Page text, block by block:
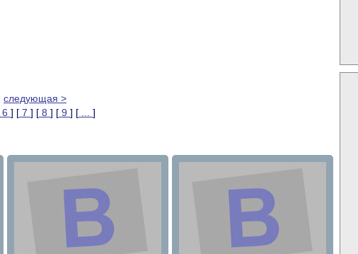
следующая >
6 ] [ 7 ] [ 8 ] [ 9 ] [ ]